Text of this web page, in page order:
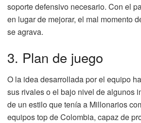
soporte defensivo necesario. Con el
en lugar de mejorar, el mal momento
se agrava.
3. Plan de juego
O la idea desarrollada por el equipo
sus rivales o el bajo nivel de algunos
de un estilo que tenía a Millonarios
equipos top de Colombia, capaz de